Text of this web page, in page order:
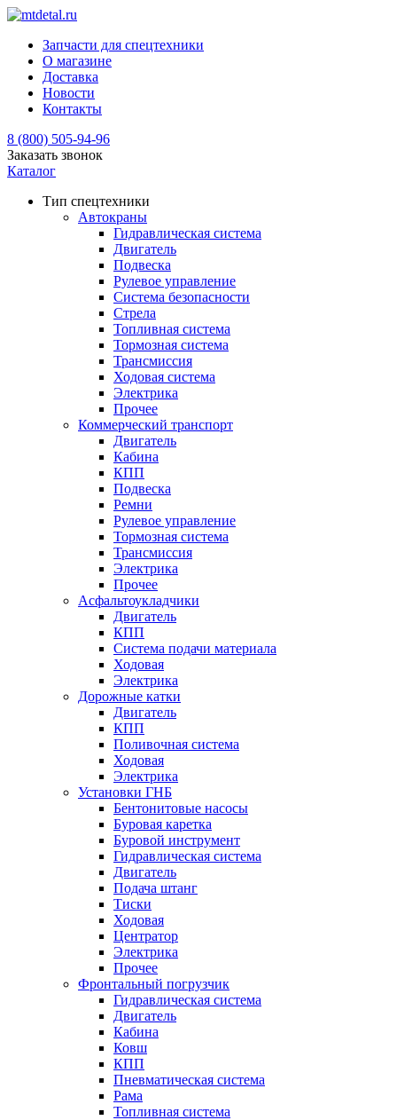
Запчасти для спецтехники
О магазине
Доставка
Новости
Контакты
8 (800) 505-94-96
Заказать звонок
Каталог
Тип спецтехники
Автокраны
Гидравлическая система
Двигатель
Подвеска
Рулевое управление
Система безопасности
Стрела
Топливная система
Тормозная система
Трансмиссия
Ходовая система
Электрика
Прочее
Коммерческий транспорт
Двигатель
Кабина
КПП
Подвеска
Ремни
Рулевое управление
Тормозная система
Трансмиссия
Электрика
Прочее
Асфальтоукладчики
Двигатель
КПП
Система подачи материала
Ходовая
Электрика
Дорожные катки
Двигатель
КПП
Поливочная система
Ходовая
Электрика
Установки ГНБ
Бентонитовые насосы
Буровая каретка
Буровой инструмент
Гидравлическая система
Двигатель
Подача штанг
Тиски
Ходовая
Центратор
Электрика
Прочее
Фронтальный погрузчик
Гидравлическая система
Двигатель
Кабина
Ковш
КПП
Пневматическая система
Рама
Топливная система